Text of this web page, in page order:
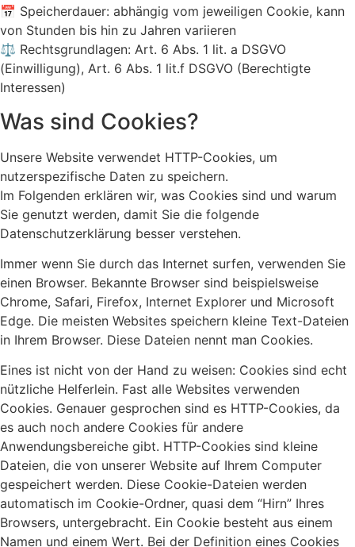
📅 Speicherdauer: abhängig vom jeweiligen Cookie, kann
von Stunden bis hin zu Jahren variieren
⚖️ Rechtsgrundlagen: Art. 6 Abs. 1 lit. a DSGVO
(Einwilligung), Art. 6 Abs. 1 lit.f DSGVO (Berechtigte
Interessen)
Was sind Cookies?
Unsere Website verwendet HTTP-Cookies, um
nutzerspezifische Daten zu speichern.
Im Folgenden erklären wir, was Cookies sind und warum
Sie genutzt werden, damit Sie die folgende
Datenschutzerklärung besser verstehen.
Immer wenn Sie durch das Internet surfen, verwenden Sie
einen Browser. Bekannte Browser sind beispielsweise
Chrome, Safari, Firefox, Internet Explorer und Microsoft
Edge. Die meisten Websites speichern kleine Text-Dateien
in Ihrem Browser. Diese Dateien nennt man Cookies.
Eines ist nicht von der Hand zu weisen: Cookies sind echt
nützliche Helferlein. Fast alle Websites verwenden
Cookies. Genauer gesprochen sind es HTTP-Cookies, da
es auch noch andere Cookies für andere
Anwendungsbereiche gibt. HTTP-Cookies sind kleine
Dateien, die von unserer Website auf Ihrem Computer
gespeichert werden. Diese Cookie-Dateien werden
automatisch im Cookie-Ordner, quasi dem “Hirn” Ihres
Browsers, untergebracht. Ein Cookie besteht aus einem
Namen und einem Wert. Bei der Definition eines Cookies